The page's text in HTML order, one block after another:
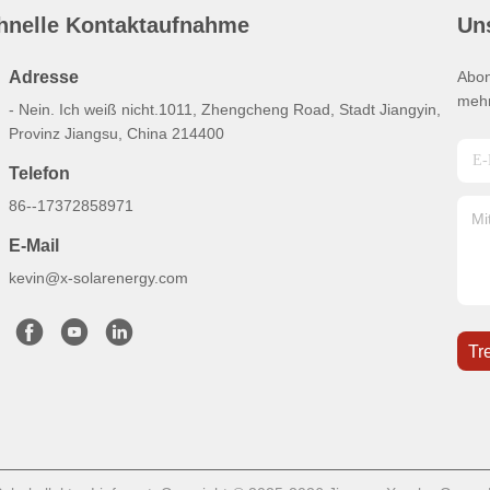
Kontaktaufnahme
Adresse
- Nein. Ich weiß nicht.1011, Zhengcheng Road, Stadt Jiangyin,
Provinz Jiangsu, China 214400
Telefon
86--17372858971
E-Mail
kevin@x-solarenergy.com